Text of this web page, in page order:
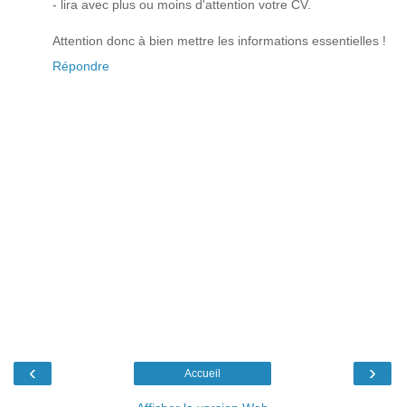
- lira avec plus ou moins d'attention votre CV.
Attention donc à bien mettre les informations essentielles !
Répondre
‹ ›
Accueil